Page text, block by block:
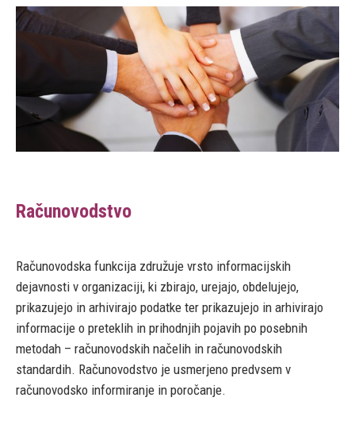
Računovodstvo
Računovodska funkcija združuje vrsto informacijskih
dejavnosti v organizaciji, ki zbirajo, urejajo, obdelujejo,
prikazujejo in arhivirajo podatke ter prikazujejo in arhivirajo
informacije o preteklih in prihodnjih pojavih po posebnih
metodah – računovodskih načelih in računovodskih
standardih. Računovodstvo je usmerjeno predvsem v
računovodsko informiranje in poročanje.